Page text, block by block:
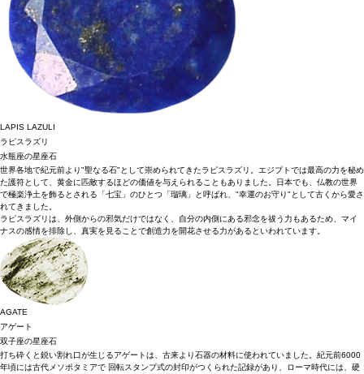
LAPIS LAZULI
ラピスラズリ
水瓶座の星座石
世界各地で紀元前より"聖なる石"として崇められてきたラピスラズリ。エジプトでは最高の力を秘め
た護符として、黄金に匹敵するほどの価値を与えられることもありました。日本でも、仏教の世界
で極楽浄土を飾るとされる「七宝」のひとつ「瑠璃」と呼ばれ、"幸運のお守り"として古くから愛さ
れてきました。
ラピスラズリは、外側からの邪気だけではなく、自分の内側にある邪念を祓う力もあるため、マイ
ナスの感情を排除し、真実を見ることで創造力を開花させる力があるといわれています。
AGATE
アゲート
双子座の星座石
打ち砕くと鋭い割れ口が生じるアゲートは、古来より石器の材料に使われていました。紀元前6000
年頃には古代メソポタミアで 回転スタンプ式の封印がつくられた記録があり、ローマ時代には、硬